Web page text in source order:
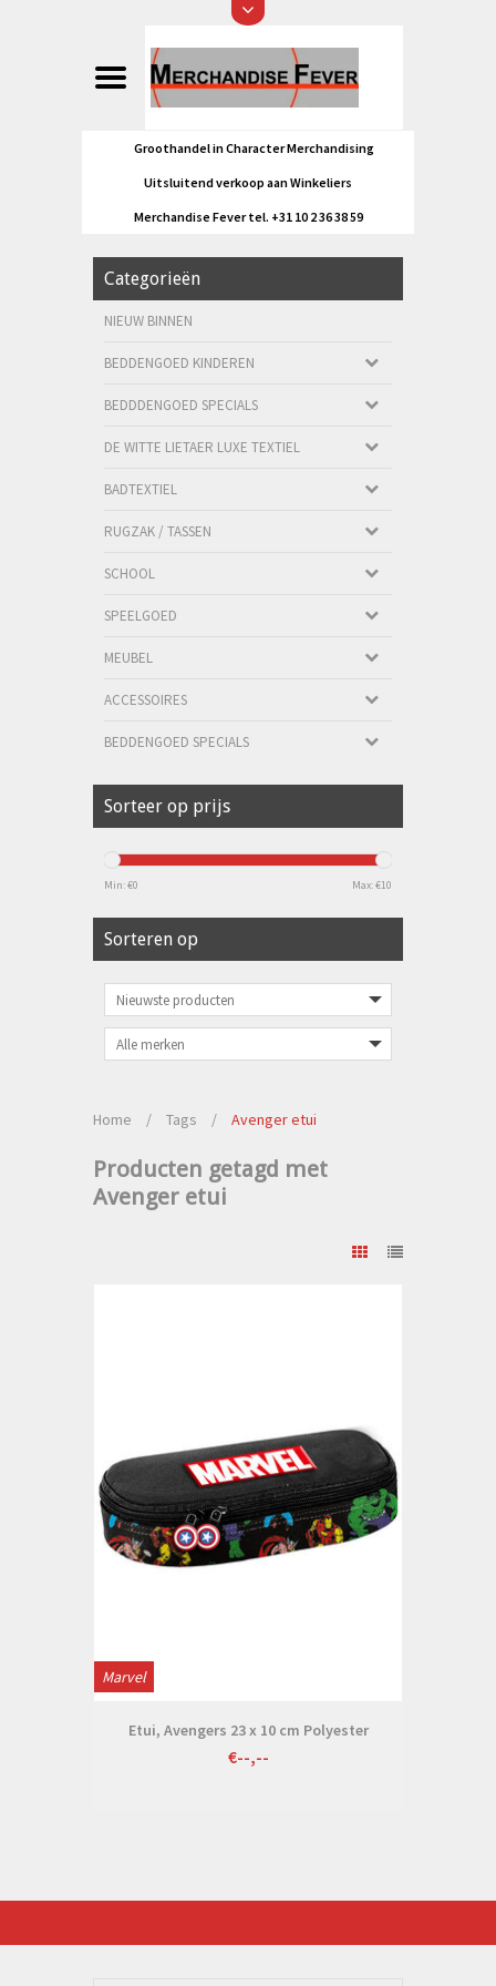
Groothandel in Character Merchandising
Uitsluitend verkoop aan Winkeliers
Merchandise Fever tel. +31 10 2 36 38 59
Categorieën
NIEUW BINNEN
BEDDENGOED KINDEREN
BEDDDENGOED SPECIALS
DE WITTE LIETAER LUXE TEXTIEL
BADTEXTIEL
RUGZAK / TASSEN
SCHOOL
SPEELGOED
MEUBEL
ACCESSOIRES
BEDDENGOED SPECIALS
Sorteer op prijs
Min: €0 Max: €10
Sorteren op
Home / Tags / Avenger etui
Producten getagd met
Avenger etui
Marvel
Etui, Avengers 23 x 10 cm Polyester
€--,--